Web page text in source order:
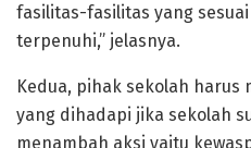
fasilitas-fasilitas yang
terpenuhi,” jelasnya.
Kedua, pihak sekolah
yang dihadapi jika sekolah
menambah aksi yaitu